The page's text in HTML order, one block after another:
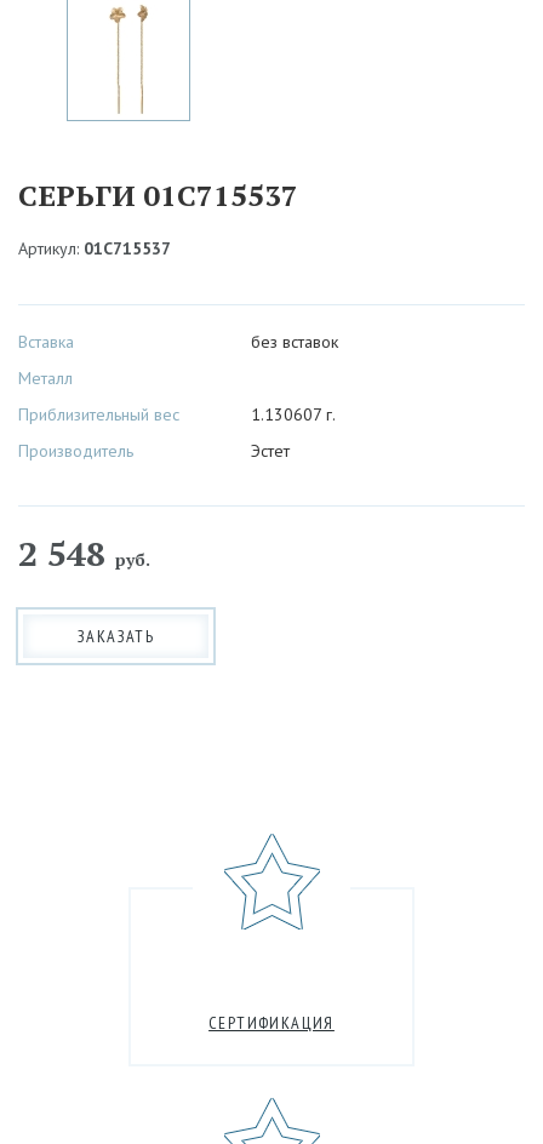
СЕРЬГИ 01С715537
Артикул: 01С715537
Вставка
Металл
Приблизительный вес
Производитель
без вставок
1.130607 г.
Эстет
2 548 руб.
ЗАКАЗАТЬ
СЕРТИФИКАЦИЯ